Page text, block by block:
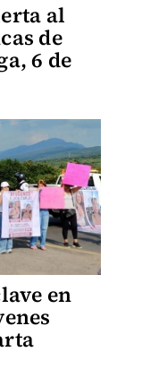
al
de
6 de
en